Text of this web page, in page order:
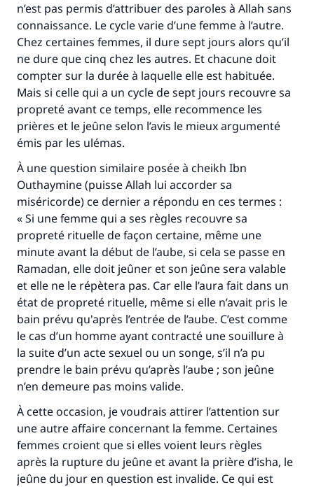
n’est pas permis d’attribuer des paroles à Allah sans
connaissance. Le cycle varie d’une femme à l’autre.
Chez certaines femmes, il dure sept jours alors qu’il
ne dure que cinq chez les autres. Et chacune doit
compter sur la durée à laquelle elle est habituée.
Mais si celle qui a un cycle de sept jours recouvre sa
propreté avant ce temps, elle recommence les
prières et le jeûne selon l’avis le mieux argumenté
émis par les ulémas.
À une question similaire posée à cheikh Ibn
Outhaymine (puisse Allah lui accorder sa
miséricorde) ce dernier a répondu en ces termes :
« Si une femme qui a ses règles recouvre sa
propreté rituelle de façon certaine, même une
minute avant la début de l’aube, si cela se passe en
Ramadan, elle doit jeûner et son jeûne sera valable
et elle ne le répètera pas. Car elle l’aura fait dans un
état de propreté rituelle, même si elle n’avait pris le
bain prévu qu'après l’entrée de l’aube. C’est comme
le cas d’un homme ayant contracté une souillure à
la suite d’un acte sexuel ou un songe, s’il n’a pu
prendre le bain prévu qu’après l’aube ; son jeûne
n’en demeure pas moins valide.
À cette occasion, je voudrais attirer l’attention sur
une autre affaire concernant la femme. Certaines
femmes croient que si elles voient leurs règles
après la rupture du jeûne et avant la prière d’isha, le
jeûne du jour en question est invalide. Ce qui est
Le Messager d'Allah (Paix sur lui) a dit:
"Celui qui indique une bonne action obtient la
même récompense que celui qui le fait."
(MOUSLIM 1893)
Soutenez IslamQA